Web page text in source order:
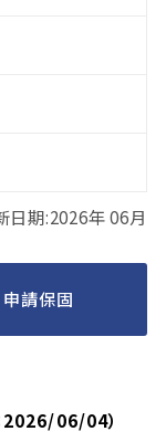
日期:2026年 06月
申請保固
2026/06/04）